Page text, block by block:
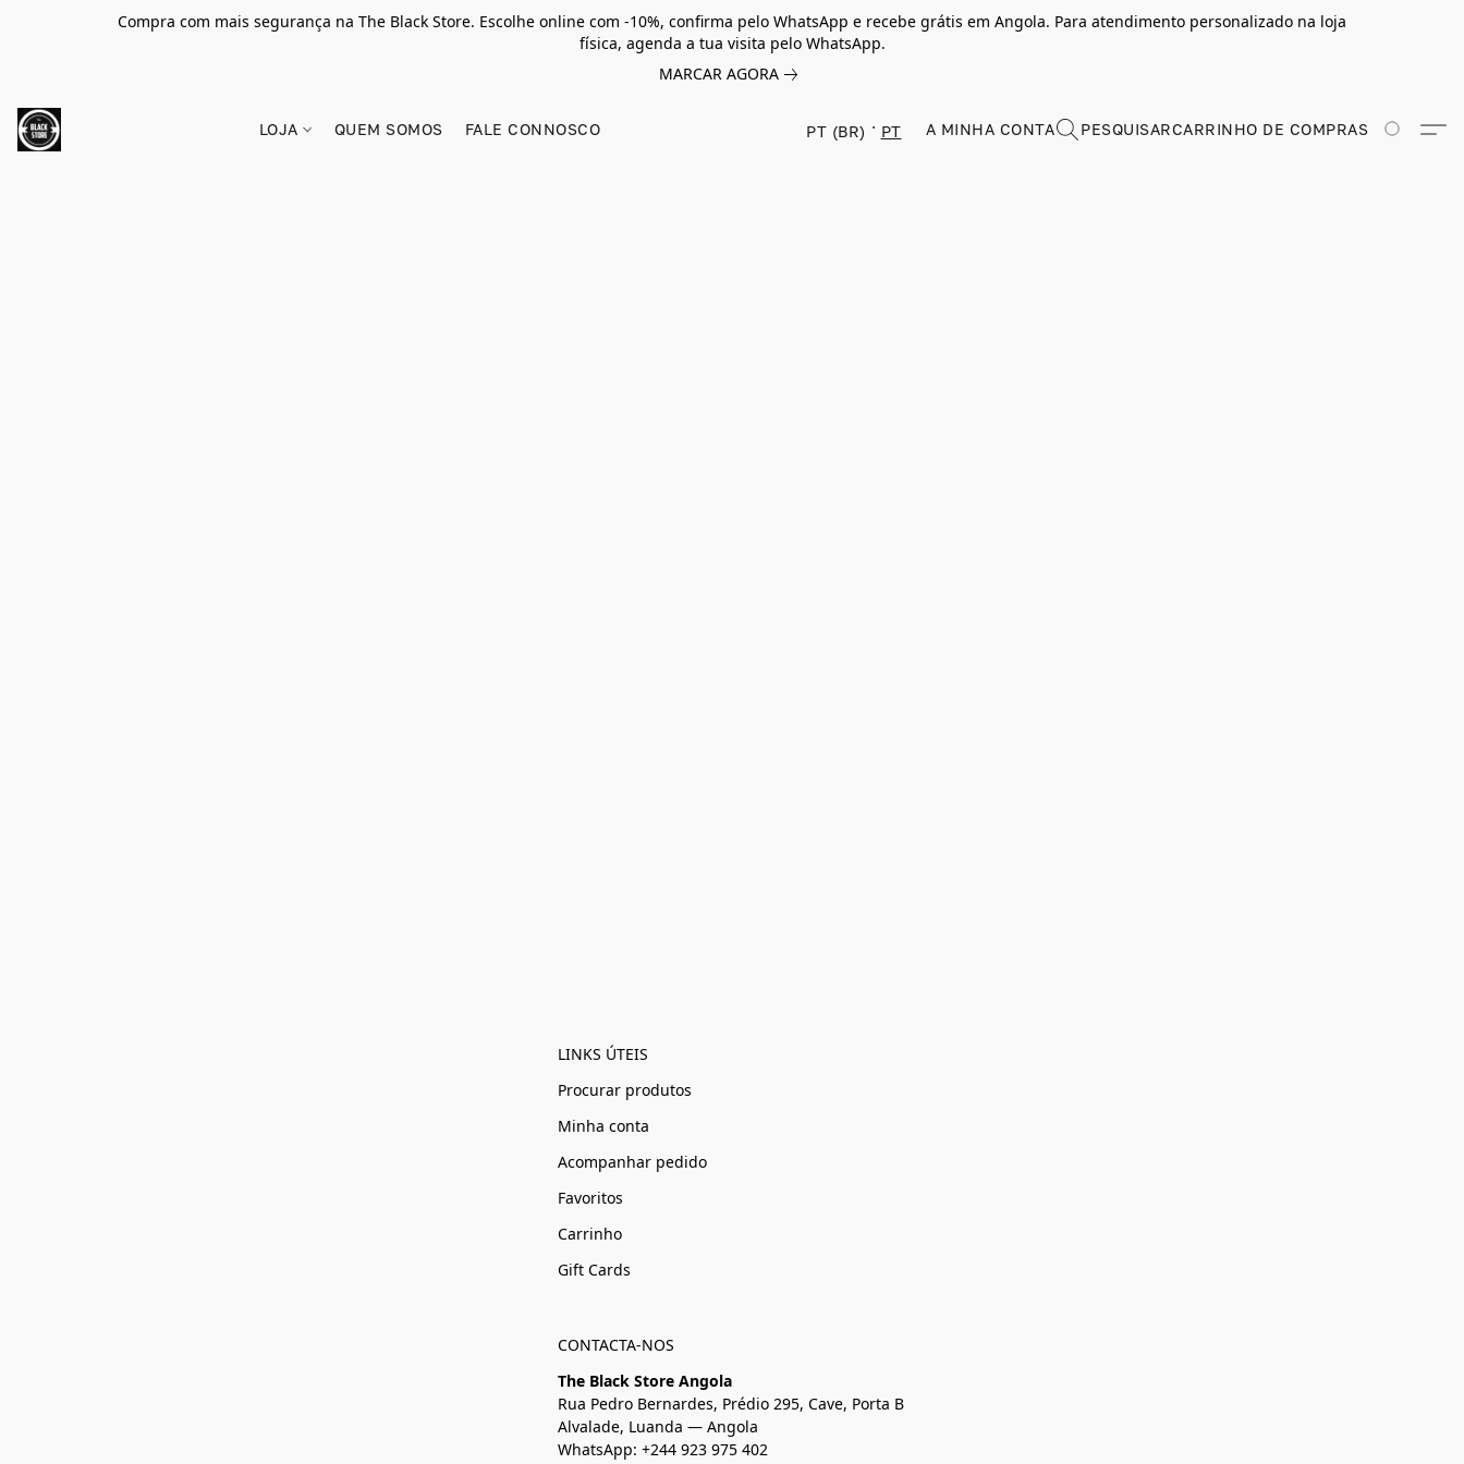
Compra com mais segurança na The Black Store. Escolhe online com -10%, confirma pelo WhatsApp e recebe grátis em Angola. Para atendimento personalizado na loja
física, agenda a tua visita pelo WhatsApp.
MARCAR AGORA
LOJA QUEM SOMOS FALE CONNOSCO PT (BR) PT A MINHA CONTA PESQUISARCARRINHO DE COMPRAS
LINKS ÚTEIS
Procurar produtos
Minha conta
Acompanhar pedido
Favoritos
Carrinho
Gift Cards
CONTACTA-NOS
The Black Store Angola
Rua Pedro Bernardes, Prédio 295, Cave, Porta B
Alvalade, Luanda — Angola
WhatsApp: +244 923 975 402